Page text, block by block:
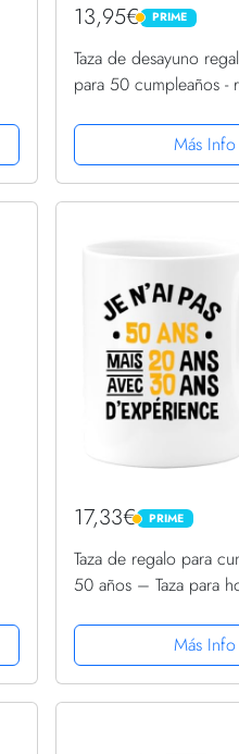
13,95€ PRIME
PRIME
Taza de desayuno
para 50 cumpleaños -
cumpleaños mujerMás Info
17,33€ PRIME
PRIME
Taza de regalo para
50 años – Taza para
cumpleaños hombre
original
Más Info